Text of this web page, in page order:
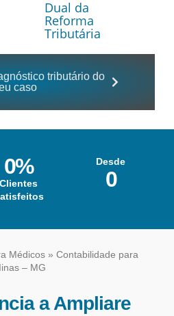
Dual da
Reforma
Tributária
tributário do
caso
0%
Clientes
Desde
0
Médicos » Contabilidade para
– MG
a Ampliare